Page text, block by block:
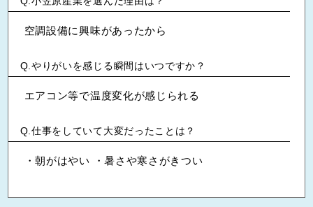
空調設備に興味があったから
やりがいを感じる瞬間はいつですか？
エアコン等で温度変化が感じられる
仕事をしていて大変だったことは？
・朝がはやい ・暑さや寒さがきつい